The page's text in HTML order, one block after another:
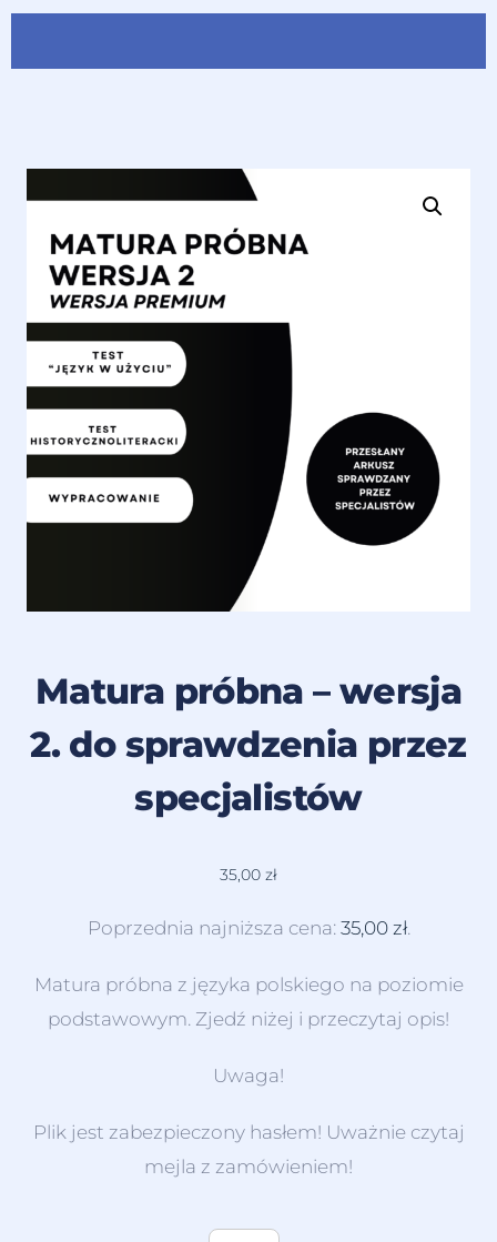
Matura próbna – wersja
2. do sprawdzenia przez
specjalistów
35,00 zł
Poprzednia najniższa cena: 35,00 zł.
Matura próbna z języka polskiego na poziomie
podstawowym. Zjedź niżej i przeczytaj opis!
Uwaga!
Plik jest zabezpieczony hasłem! Uważnie czytaj
mejla z zamówieniem!